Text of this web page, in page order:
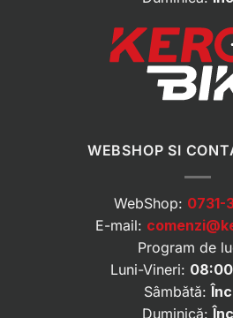
WEBSHOP SI
WebShop: 0731-
E-mail:
Program de
Luni-Vineri:
Sâmbătă:
Duminică: